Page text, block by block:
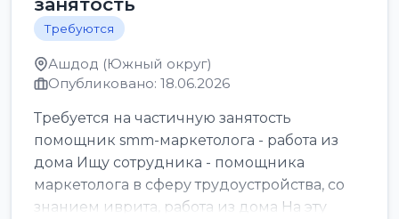
Требуются
Ашдод (Южный округ)
Опубликовано: 18.06.2026
Требуется на частичную занятость
помощник smm-маркетолога - работа из
дома Ищу сотрудника - помощника
маркетолога в сферу трудоустройства, со
знанием иврита, работа из дома На эту